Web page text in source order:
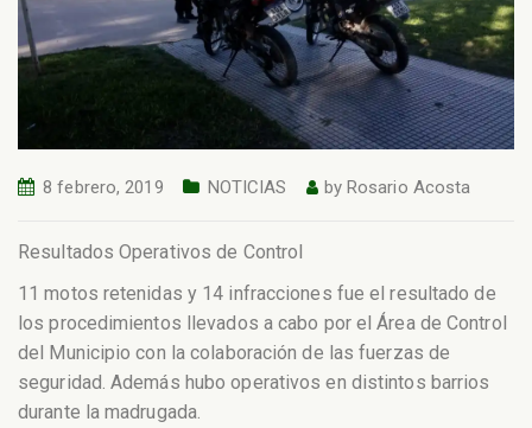
8 febrero, 2019 NOTICIAS by Rosario Acosta
Resultados Operativos de Control
11 motos retenidas y 14 infracciones fue el resultado de
los procedimientos llevados a cabo por el Área de Control
del Municipio con la colaboración de las fuerzas de
seguridad. Además hubo operativos en distintos barrios
durante la madrugada.